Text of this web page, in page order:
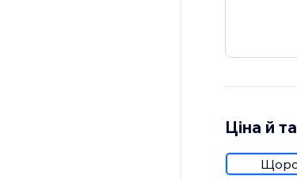
Ціна й